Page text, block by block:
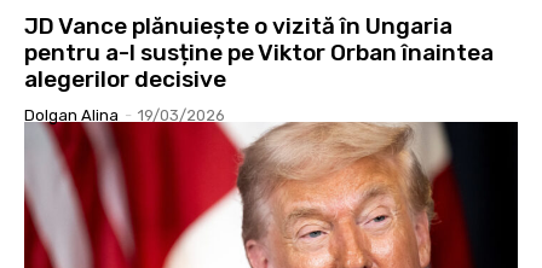
JD Vance plănuiește o vizită în Ungaria
pentru a-l susține pe Viktor Orban înaintea
alegerilor decisive
Dolgan Alina - 19/03/2026